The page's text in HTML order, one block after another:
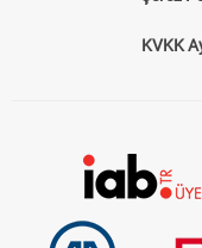
KVKK